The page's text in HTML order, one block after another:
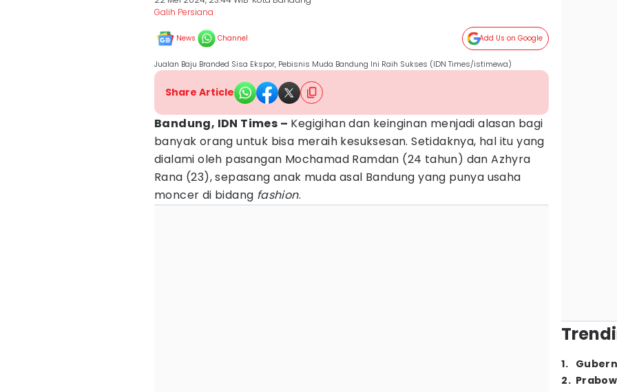
Galih Persiana
News Channel Add Us on Google
Jualan Baju Branded Sisa Ekspor, Pebisnis Muda Bandung Ini Raih Sukses (IDN Times/istimewa)
Share Article
Bandung, IDN Times – Kegigihan dan keinginan menjadi alasan bagi
banyak orang untuk bisa meraih kesuksesan. Setidaknya, hal itu yang
dialami oleh pasangan Mochamad Ramdan (24 tahun) dan Azhyra
Rana (23), sepasang anak muda asal Bandung yang punya usaha
moncer di bidang fashion.
1.
2.